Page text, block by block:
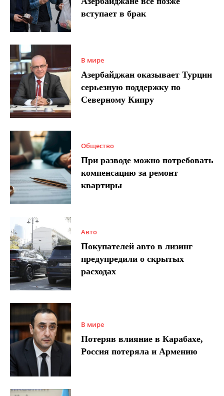
вступает в брак
В мире
Азербайджан оказывает Турции
серьезную поддержку по
Северному Кипру
Общество
При разводе можно потребовать
компенсацию за ремонт
квартиры
Авто
Покупателей авто в лизинг
предупредили о скрытых
расходах
В мире
Потеряв влияние в Карабахе,
Россия потеряла и Армению